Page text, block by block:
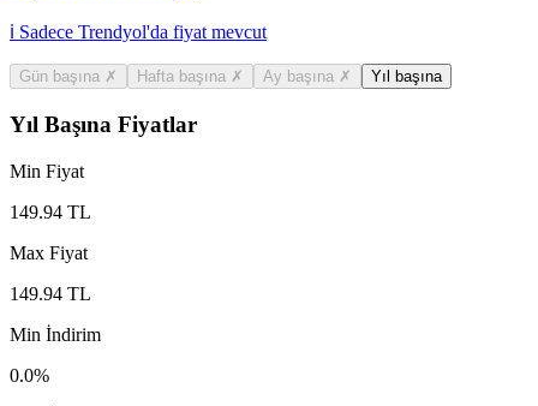
ℹ️ Sadece Trendyol'da fiyat mevcut
Gün başına ✗ Hafta başına ✗ Ay başına ✗ Yıl başına
Yıl Başına Fiyatlar
Min Fiyat
149.94 TL
Max Fiyat
149.94 TL
Min İndirim
0.0%